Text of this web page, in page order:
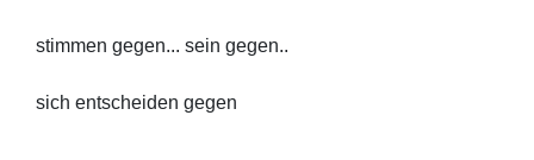
stimmen gegen... sein gegen..
sich entscheiden gegen